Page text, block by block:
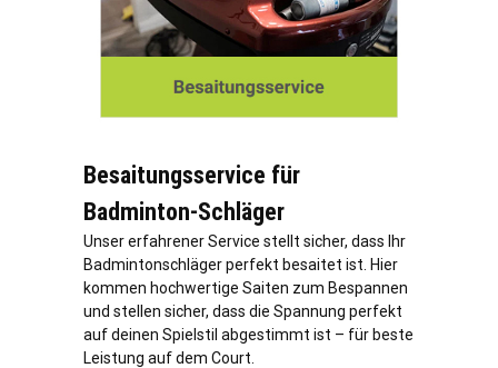
Besaitungsservice für
Badminton-Schläger
Unser erfahrener Service stellt sicher, dass Ihr
Badmintonschläger perfekt besaitet ist. Hier
kommen hochwertige Saiten zum Bespannen
und stellen sicher, dass die Spannung perfekt
auf deinen Spielstil abgestimmt ist – für beste
Leistung auf dem Court.